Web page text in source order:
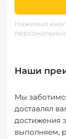
Нажимая
Наши
Мы
доставлял
достижения
выполняем,